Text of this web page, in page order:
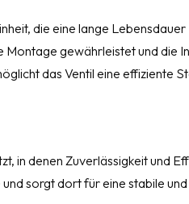
die eine lange Lebensdauer
Montage gewährleistet und die
das Ventil eine effiziente
in denen Zuverlässigkeit und
sorgt dort für eine stabile